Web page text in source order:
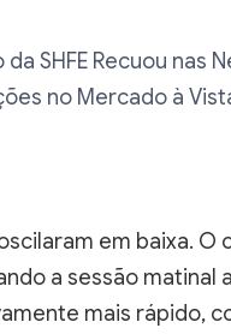
SHFE Recuou nas
no Mercado à
em baixa. O
a sessão matinal
mais rápido,